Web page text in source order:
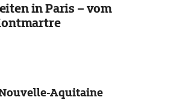
in Paris – vom
Aquitaine